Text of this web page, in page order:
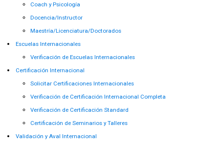
Coach y Psicología
Docencia/Instructor
Maestría/Licenciatura/Doctorados
Escuelas Internacionales
Verificación de Escuelas Internacionales
Certificación Internacional
Solicitar Certificaciones Internacionales
Verificación de Certificación Internacional Completa
Verificación de Certificación Standard
Certificación de Seminarios y Talleres
Validación y Aval Internacional